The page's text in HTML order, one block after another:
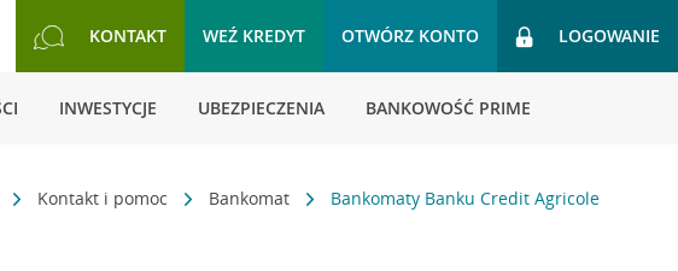
KONTAKT WEŹ KREDYT OTWÓRZ KONTO LOGOWANIE
INWESTYCJE UBEZPIECZENIA BANKOWOŚĆ PRIME
Kontakt i pomoc Bankomat Bankomaty Banku Credit Agricole